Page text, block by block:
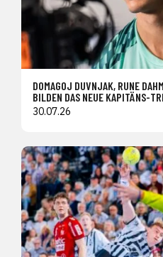
DOMAGOJ DUVNJAK, RUNE
BILDEN DAS NEUE KAPITÄNS-
30.07.26